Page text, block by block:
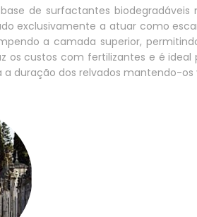
de surfactantes
exclusivamente a atuar como
a camada superior,
os custos com fertilizantes e é
a duração dos relvados mantendo-os